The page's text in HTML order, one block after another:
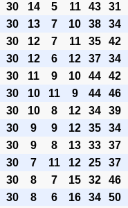
30 14 5 11 43 31
30 13 7 10 38 34
30 12 7 11 35 42
30 12 6 12 37 34
30 11 9 10 44 42
30 10 11 9 44 46
30 10 8 12 34 39
30 9 9 12 35 34
30 9 8 13 33 37
30 7 11 12 25 37
30 8 7 15 32 46
30 8 6 16 34 50